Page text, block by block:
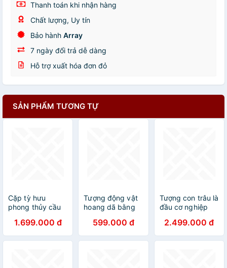
Thanh toán khi nhận hàng
Chất lượng, Uy tín
Bảo hành Array
7 ngày đổi trả dễ dàng
Hỗ trợ xuất hóa đơn đỏ
SẢN PHẨM TƯƠNG TỰ
Cặp tỳ hưu
phong thủy cầu
mun hoa
12x20x8cm
1.699.000 đ
Tượng động vật
hoang dã bằng
20x9x6cm
599.000 đ
Tượng con trâu là
đầu cơ nghiệp
đá kt
40x20x14cm
2.499.000 đ